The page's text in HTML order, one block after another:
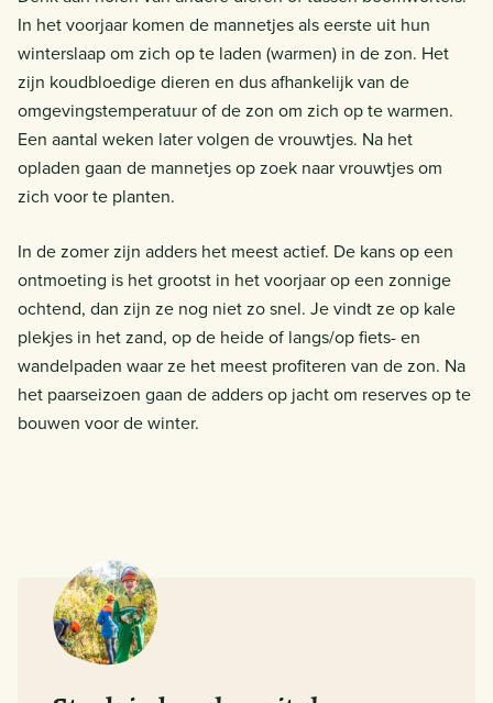
In het voorjaar komen de mannetjes als eerste uit hun
winterslaap om zich op te laden (warmen) in de zon. Het
zijn koudbloedige dieren en dus afhankelijk van de
omgevingstemperatuur of de zon om zich op te warmen.
Een aantal weken later volgen de vrouwtjes. Na het
opladen gaan de mannetjes op zoek naar vrouwtjes om
zich voor te planten.
In de zomer zijn adders het meest actief. De kans op een
ontmoeting is het grootst in het voorjaar op een zonnige
ochtend, dan zijn ze nog niet zo snel. Je vindt ze op kale
plekjes in het zand, op de heide of langs/op fiets- en
wandelpaden waar ze het meest profiteren van de zon. Na
het paarseizoen gaan de adders op jacht om reserves op te
bouwen voor de winter.